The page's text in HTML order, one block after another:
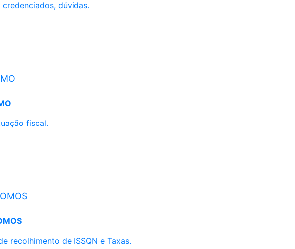
dúvidas.
fiscal.
recolhimento de ISSQN e Taxas.